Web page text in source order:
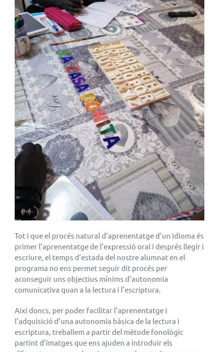
Tot i que el procés natural d’aprenentatge d’un idioma és
primer l’aprenentatge de l’expressió oral i després llegir i
escriure, el temps d’estada del nostre alumnat en el
programa no ens permet seguir dit procés per
aconseguir uns objectius mínims d’autonomia
comunicativa quan a la lectura i l’escriptura.
Així doncs, per poder facilitar l’aprenentatge i
l’adquisició d’una autonomia bàsica de la lectura i
escriptura, treballem a partir del mètode fonològic
partint d’imatges que ens ajuden a introduir els